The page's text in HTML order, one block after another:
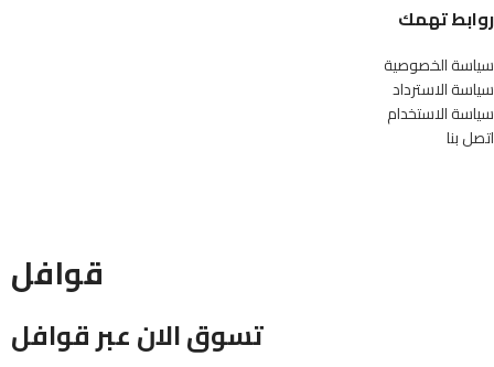
روابط تهمك
سياسة الخصوصية
سياسة الاسترداد
سياسة الاستخدام
اتصل بنا
قوافل
تسوق الان عبر قوافل